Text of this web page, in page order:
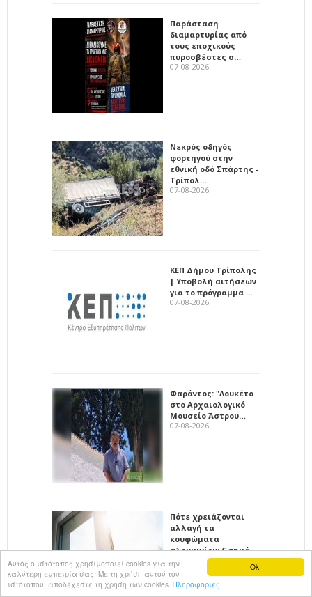
Ok!
Αυτός ο ιστότοπος χρησιμοποιεί cookies για την
καλύτερη εμπειρία σας. Με τη χρήση αυτού του
ιστότοπου, αποδέχεστε τη χρήση των cookies. Πληροφορίες
Παράσταση
διαμαρτυρίας από
τους εποχικούς
πυροσβέστες σ…
07-08-2026
Νεκρός οδηγός
φορτηγού στην
εθνική οδό Σπάρτης -
Τρίπολ…
07-08-2026
ΚΕΠ Δήμου Τρίπολης
| Υποβολή αιτήσεων
για το πρόγραμμα …
07-08-2026
Φαράντος: "Λουκέτο
στο Αρχαιολογικό
Μουσείο Άστρου…
07-08-2026
Πότε χρειάζονται
αλλαγή τα
κουφώματα
αλουμινίου; 6 σημά…
06-08-2026